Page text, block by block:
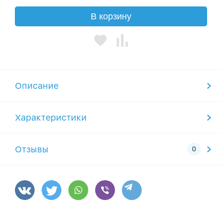
В корзину
Описание
Характеристики
Отзывы